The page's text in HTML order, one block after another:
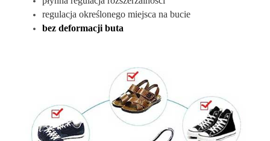
regulacja określonego miejsca na bucie
bez deformacji buta